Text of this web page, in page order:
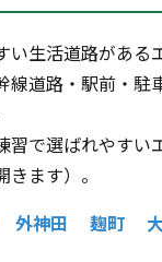
い生活道路がある
線道路・駅前・駐
習で選ばれやすい
ます）。
外神田 麹町